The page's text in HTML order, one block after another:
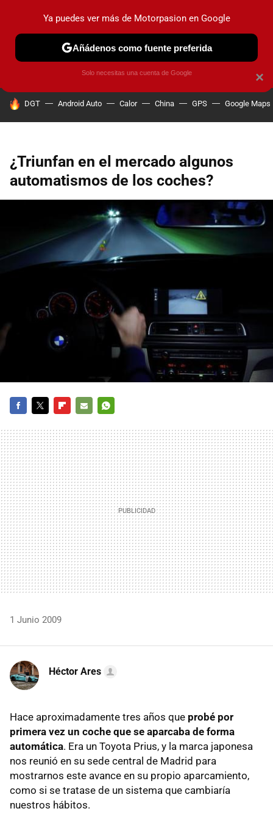
PRUEBAS COCHES ELÉCTRICOS OBSERVATORIO
HOY SE HABLA DE
DGT Android Auto Calor China GPS Google Maps
¿Triunfan en el mercado algunos
automatismos de los coches?
MAIL
1 Junio 2009
Héctor Ares
Hace aproximadamente tres años que probé por
primera vez un coche que se aparcaba de forma
automática. Era un Toyota Prius, y la marca japonesa
nos reunió en su sede central de Madrid para
mostrarnos este avance en su propio aparcamiento,
como si se tratase de un sistema que cambiaría
nuestros hábitos.
×
Ya puedes ver más de Motorpasion en Google
Añádenos como fuente preferida
Solo necesitas una cuenta de Google